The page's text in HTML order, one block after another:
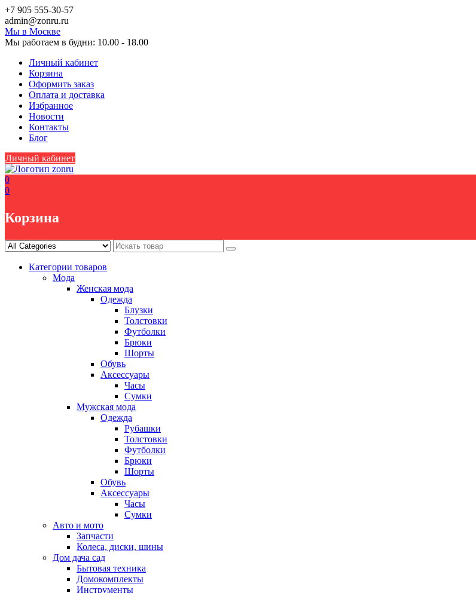
Skip
to
content
+7 905 555-30-57
аdmin@zоnru.ru
Мы в Москве
Мы работаем в будни: 10.00 - 18.00
Личный кабинет
Корзина
Оформить заказ
Оплата и доставка
Избранное
Новости
Контакты
Блог
Личный кабинет
0
0
Корзина
Категории товаров
Мода
Женская мода
Одежда
Блузки
Толстовки
Футболки
Брюки
Шорты
Обувь
Аксессуары
Часы
Сумки
Мужская мода
Одежда
Рубашки
Толстовки
Футболки
Брюки
Шорты
Обувь
Аксессуары
Часы
Сумки
Авто и мото
Запчасти
Колеса, диски, шины
Дом дача сад
Бытовая техника
Домокомплекты
Инструменты